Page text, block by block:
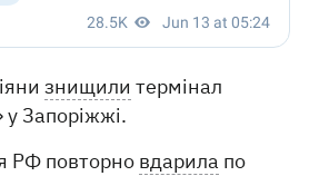
знищили термінал
Запоріжжі.
РФ повторно вдарила по